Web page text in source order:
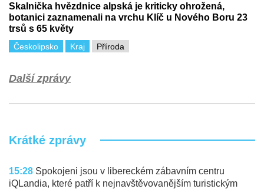
Krátké zprávy
15:28 Spokojeni jsou v libereckém zábavním centru
iQLandia, které patří k nejnavštěvovanějším turistickým
Skalnička hvězdnice alpská je kriticky ohrožená,
botanici zaznamenali na vrchu Klíč u Nového Boru 23
trsů s 65 květy
Českolipsko Kraj Příroda
Další zprávy